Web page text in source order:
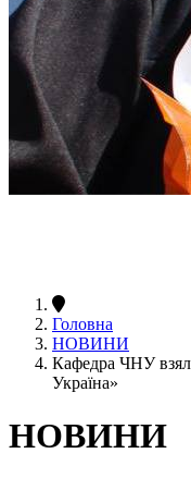
Головна
НОВИНИ
Кафедра ЧНУ
Україна»
НОВИНИ